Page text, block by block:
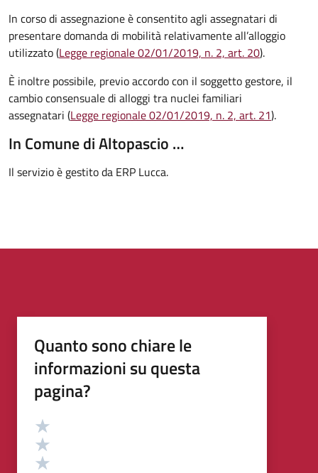
In corso di assegnazione è consentito agli assegnatari di
presentare domanda di mobilità relativamente all’alloggio
utilizzato (Legge regionale 02/01/2019, n. 2, art. 20).
È inoltre possibile, previo accordo con il soggetto gestore, il
cambio consensuale di alloggi tra nuclei familiari
assegnatari (Legge regionale 02/01/2019, n. 2, art. 21).
In Comune di Altopascio …
Il servizio è gestito da ERP Lucca.
Quanto sono chiare le
informazioni su questa
pagina?
Valutazione